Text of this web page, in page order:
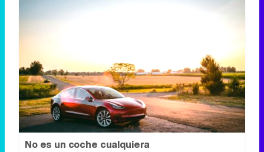
No es un coche cualquiera